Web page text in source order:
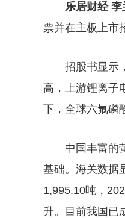
乐居财经 李
票并在主板上市
招股书显示
高，上游锂离子
下，全球六氟磷
中国丰富的
基础。海关数据
1,995.10吨，
升。目前我国已